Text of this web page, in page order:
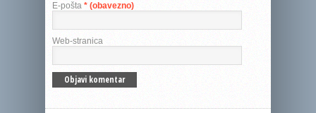
E-pošta * (obavezno)
Web-stranica